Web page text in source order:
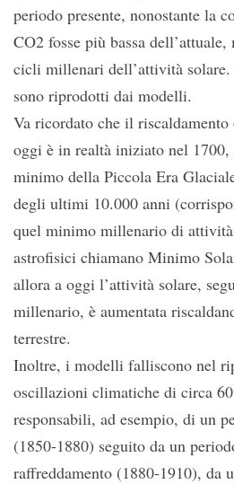
periodo presente, nonostante la
CO2 fosse più bassa
cicli millenari dell’attività
sono riprodotti dai modelli.
Va ricordato che il riscaldamento
oggi è in realtà iniziato nel 1700,
minimo della Piccola Era
degli ultimi 10.000 anni
quel minimo millenario di
astrofisici chiamano Minimo
allora a oggi l’attività solare,
millenario, è aumentata
terrestre.
Inoltre, i modelli falliscono nel
oscillazioni climatiche di circa
responsabili, ad esempio, di un
(1850-1880) seguito da un
raffreddamento (1880-1910), da